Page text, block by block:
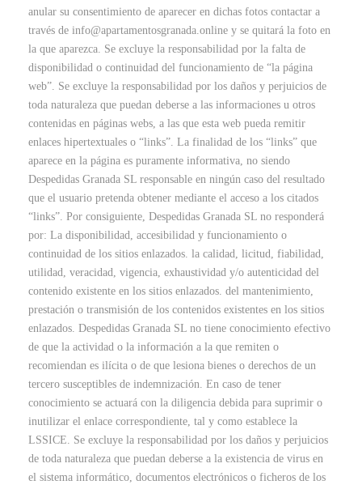
anular su consentimiento de aparecer en dichas fotos contactar a
través de info@apartamentosgranada.online y se quitará la foto en
la que aparezca. Se excluye la responsabilidad por la falta de
disponibilidad o continuidad del funcionamiento de “la página
web”. Se excluye la responsabilidad por los daños y perjuicios de
toda naturaleza que puedan deberse a las informaciones u otros
contenidas en páginas webs, a las que esta web pueda remitir
enlaces hipertextuales o “links”. La finalidad de los “links” que
aparece en la página es puramente informativa, no siendo
Despedidas Granada SL responsable en ningún caso del resultado
que el usuario pretenda obtener mediante el acceso a los citados
“links”. Por consiguiente, Despedidas Granada SL no responderá
por: La disponibilidad, accesibilidad y funcionamiento o
continuidad de los sitios enlazados. la calidad, licitud, fiabilidad,
utilidad, veracidad, vigencia, exhaustividad y/o autenticidad del
contenido existente en los sitios enlazados. del mantenimiento,
prestación o transmisión de los contenidos existentes en los sitios
enlazados. Despedidas Granada SL no tiene conocimiento efectivo
de que la actividad o la información a la que remiten o
recomiendan es ilícita o de que lesiona bienes o derechos de un
tercero susceptibles de indemnización. En caso de tener
conocimiento se actuará con la diligencia debida para suprimir o
inutilizar el enlace correspondiente, tal y como establece la
LSSICE. Se excluye la responsabilidad por los daños y perjuicios
de toda naturaleza que puedan deberse a la existencia de virus en
el sistema informático, documentos electrónicos o ficheros de los